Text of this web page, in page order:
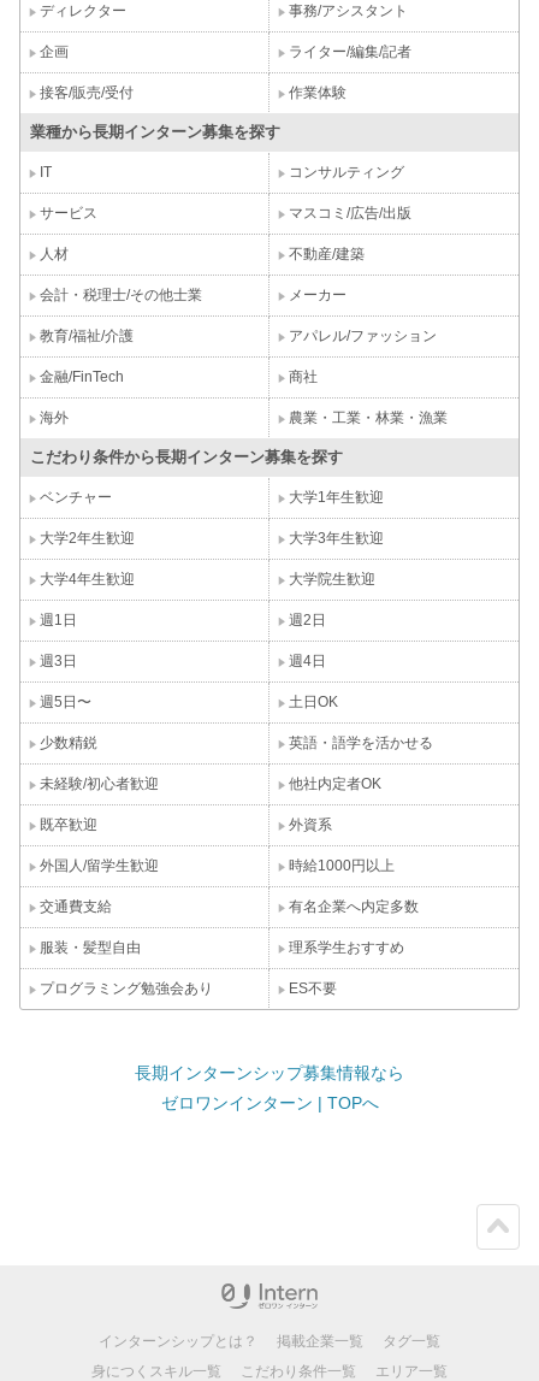
ディレクター 事務/アシスタント
企画 ライター/編集/記者
接客/販売/受付 作業体験
業種から長期インターン募集を探す
IT コンサルティング
サービス マスコミ/広告/出版
人材 不動産/建築
会計・税理士/その他士業 メーカー
教育/福祉/介護 アパレル/ファッション
金融/FinTech 商社
海外 農業・工業・林業・漁業
こだわり条件から長期インターン募集を探す
ベンチャー 大学1年生歓迎
大学2年生歓迎 大学3年生歓迎
大学4年生歓迎 大学院生歓迎
週1日 週2日
週3日 週4日
週5日〜 土日OK
少数精鋭 英語・語学を活かせる
未経験/初心者歓迎 他社内定者OK
既卒歓迎 外資系
外国人/留学生歓迎 時給1000円以上
交通費支給 有名企業へ内定多数
服装・髪型自由 理系学生おすすめ
プログラミング勉強会あり ES不要
長期インターンシップ募集情報なら
ゼロワンインターン | TOPへ
インターンシップとは？ 掲載企業一覧
タグ一覧
身につくスキル一覧
こだわり条件一覧 エリア一覧